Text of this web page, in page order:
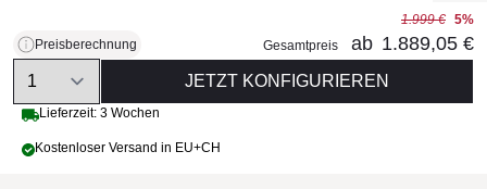
Preisberechnung
1.999 € 5%
Gesamtpreis
ab 1.889,05 €
Quantity
JETZT KONFIGURIEREN
Lieferzeit: 3 Wochen
Kostenloser Versand in EU+CH